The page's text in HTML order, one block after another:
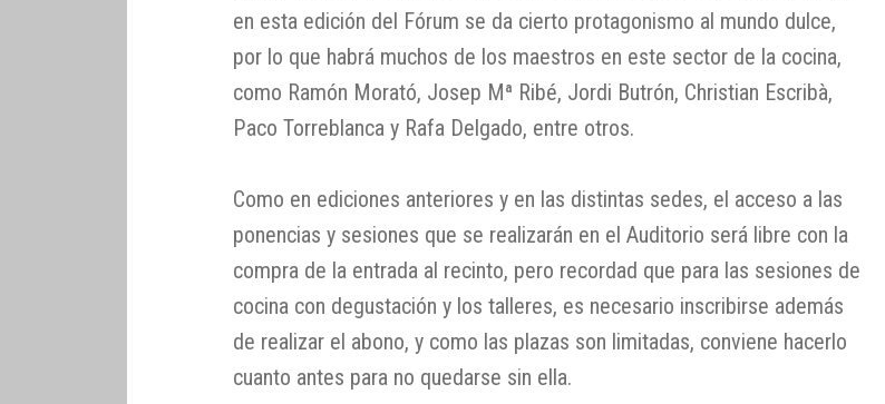
en esta edición del Fórum se da cierto protagonismo al mundo dulce,
por lo que habrá muchos de los maestros en este sector de la cocina,
como Ramón Morató, Josep Mª Ribé, Jordi Butrón, Christian Escribà,
Paco Torreblanca y Rafa Delgado, entre otros.
Como en ediciones anteriores y en las distintas sedes, el acceso a las
ponencias y sesiones que se realizarán en el Auditorio será libre con la
compra de la entrada al recinto, pero recordad que para las sesiones de
cocina con degustación y los talleres, es necesario inscribirse además
de realizar el abono, y como las plazas son limitadas, conviene hacerlo
cuanto antes para no quedarse sin ella.